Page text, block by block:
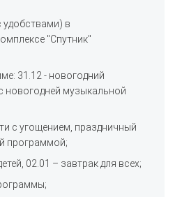
удобствами) в
"Спутник"
31.12 - новогодний
новогодней музыкальной
с угощением, праздничный
программой;
02.01 – завтрак для всех;